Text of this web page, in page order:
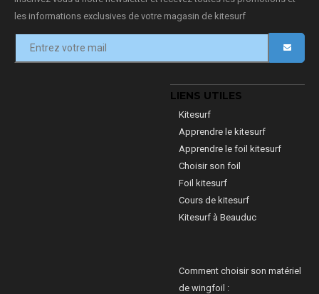
les informations exclusives de votre magasin de kitesurf
LIENS UTILES
Kitesurf
Apprendre le kitesurf
Apprendre le foil kitesurf
Choisir son foil
Foil kitesurf
Cours de kitesurf
Kitesurf à Beauduc
Comment choisir son matériel
de wingfoil :